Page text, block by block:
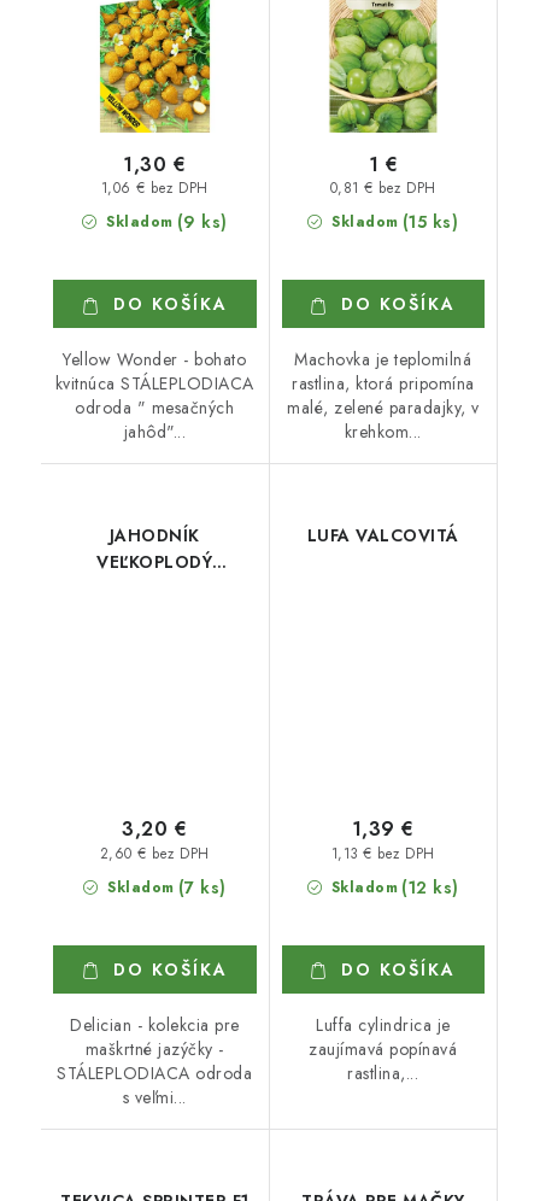
Skladom (9 ks)
1,06 € bez DPH
1,30 €
DO KOŠÍKA
Yellow Wonder - bohato
kvitnúca STÁLEPLODIACA
odroda " mesačných
jahôd"...
Skladom (15 ks)
0,81 € bez DPH
1 €
DO KOŠÍKA
Machovka je teplomilná
rastlina, ktorá pripomína
malé, zelené paradajky, v
krehkom...
JAHODNÍK
VEĽKOPLODÝ
Skladom (7 ks)
2,60 € bez DPH
3,20 €
DO KOŠÍKA
Delician - kolekcia pre
maškrtné jazýčky -
STÁLEPLODIACA odroda
s veľmi...
LUFA VALCOVITÁ
Skladom (12 ks)
1,13 € bez DPH
1,39 €
DO KOŠÍKA
Luffa cylindrica je
zaujímavá popínavá
rastlina,...